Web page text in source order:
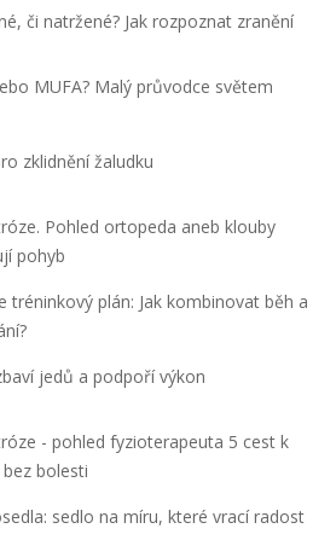
či natržené? Jak rozpoznat zranění
MUFA? Malý průvodce světem
zklidnění žaludku
Pohled ortopeda aneb klouby
pohyb
tréninkový plán: Jak kombinovat běh a
jedů a podpoří výkon
- pohled fyzioterapeuta 5 cest k
bolesti
sedlo na míru, které vrací radost